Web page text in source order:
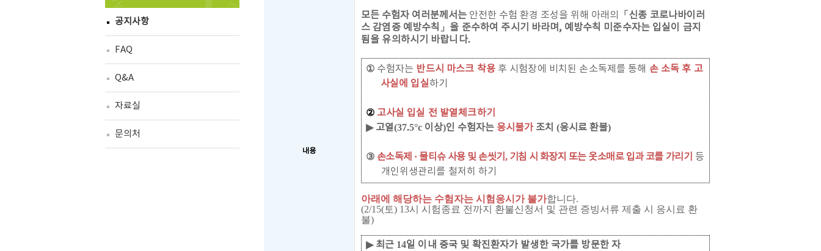
공지사항
FAQ
Q&A
자료실
문의처
내용
모든 수험자 여러분께서는 안전한 수험 환경 조성을 위해 아래의 「 신종 코로나바이러
스 감염증 예방수칙 」을 준수하여 주시기 바라며, 예방수칙 미준수자는 입실이 금지
됨을 유의하시기 바랍니다.
① 수험자는 반드시 마스크 착용 후 시험장에 비치된 손소독제를 통해 손 소독 후 고
사실에 입실하기
② 고사실 입실 전 발열체크하기
▶ 고열(37.5°c 이상)인 수험자는 응시불가 조치 (응시료 환불)
③ 손소독제 · 물티슈 사용 및 손씻기 , 기침 시 화장지 또는 옷소매로 입과 코를 가리기 등
개인위생관리를 철저히 하기
아래에 해당하는 수험자는 시험응시가 불가합니다.
(2/15(토) 13시 시험종료 전까지 환불신청서 및 관련 증빙서류 제출 시 응시료 환
불)
▶ 최근 14일 이내 중국 및 확진환자가 발생한 국가를 방문한 자